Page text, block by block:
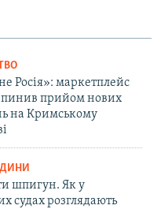
Росія»: маркетплейс
прийом нових
на Кримському
шпигун. Як у
судах розглядають